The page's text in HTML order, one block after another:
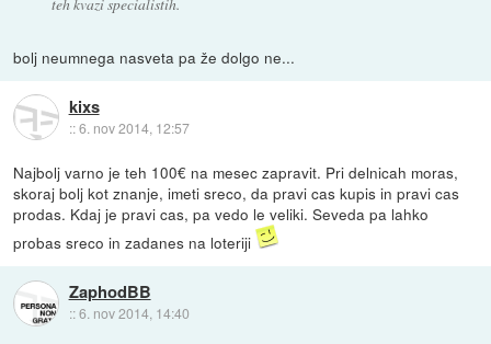
bolj neumnega nasveta pa že dolgo ne...
kixs
::6. nov 2014, 12:57
Najbolj varno je teh 100€ na mesec zapravit. Pri delnicah moras,
skoraj bolj kot znanje, imeti sreco, da pravi cas kupis in pravi cas
prodas. Kdaj je pravi cas, pa vedo le veliki. Seveda pa lahko
probas sreco in zadanes na loteriji
ZaphodBB
::6. nov 2014, 14:40